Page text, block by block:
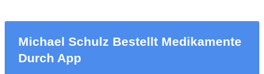
Michael Schulz Bestellt Medikamente
Durch App